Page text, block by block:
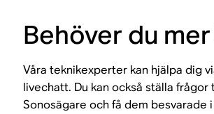
Behöver du
Våra teknikexperter kan hjälpa dig
livechatt. Du kan också ställa frågor
Sonosägare och få dem besvarade